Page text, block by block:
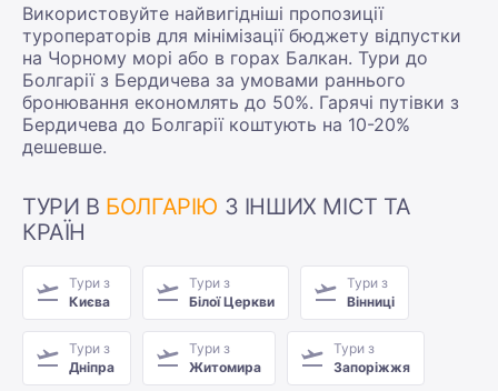
Використовуйте найвигідніші пропозиції
туроператорів для мінімізації бюджету відпустки
на Чорному морі або в горах Балкан. Тури до
Болгарії з Бердичева за умовами раннього
бронювання економлять до 50%. Гарячі путівки з
Бердичева до Болгарії коштують на 10-20%
дешевше.
ТУРИ В БОЛГАРІЮ З ІНШИХ МІСТ ТА
КРАЇН
Тури з
Києва
Тури з
Білої Церкви
Тури з
Вінниці
Тури з
Дніпра
Тури з
Житомира
Тури з
Запоріжжя